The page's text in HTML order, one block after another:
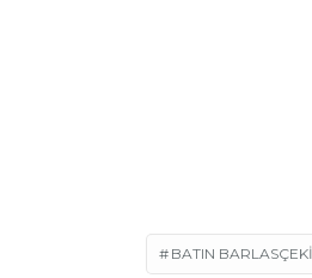
BATIN BARLASÇEKI